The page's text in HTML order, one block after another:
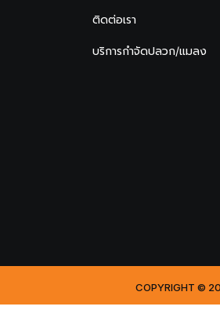
ติดต่อเรา
บริการกำจัดปลวก/แมลง
COPYRIGHT ©